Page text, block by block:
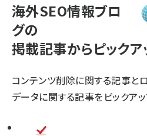
海外SEO情報ブロ
グの
掲載記事からピックア
コンテンツ削除に関する記事と
データに関する記事をピックアッ